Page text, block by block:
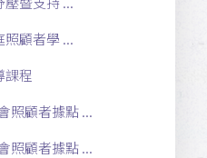
照顧者學 ...
課程
照顧者據點 ...
照顧者據點 ...